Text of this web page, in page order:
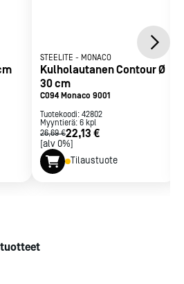
STEELITE - MONACO
Kulholautanen Contour Ø
30 cm
C094 Monaco 9001
Tuotekoodi: 42802
Myyntierä: 6 kpl
26,69 €22,13 €
[alv 0%]
Tilaustuote